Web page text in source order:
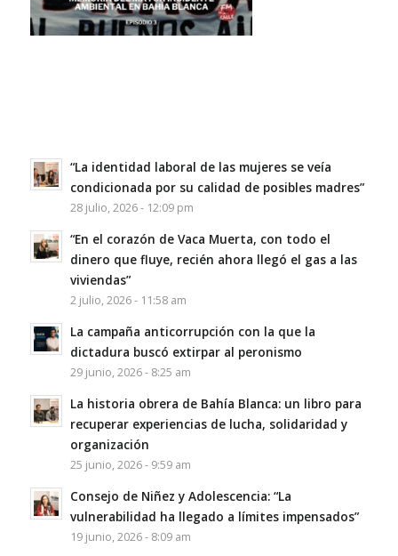
“La identidad laboral de las mujeres se veía
condicionada por su calidad de posibles madres”
28 julio, 2026 - 12:09 pm
“En el corazón de Vaca Muerta, con todo el
dinero que fluye, recién ahora llegó el gas a las
viviendas”
2 julio, 2026 - 11:58 am
La campaña anticorrupción con la que la
dictadura buscó extirpar al peronismo
29 junio, 2026 - 8:25 am
La historia obrera de Bahía Blanca: un libro para
recuperar experiencias de lucha, solidaridad y
organización
25 junio, 2026 - 9:59 am
Consejo de Niñez y Adolescencia: “La
vulnerabilidad ha llegado a límites impensados”
19 junio, 2026 - 8:09 am